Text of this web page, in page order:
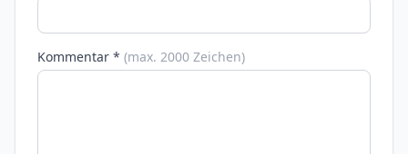
Kommentar * (max. 2000 Zeichen)